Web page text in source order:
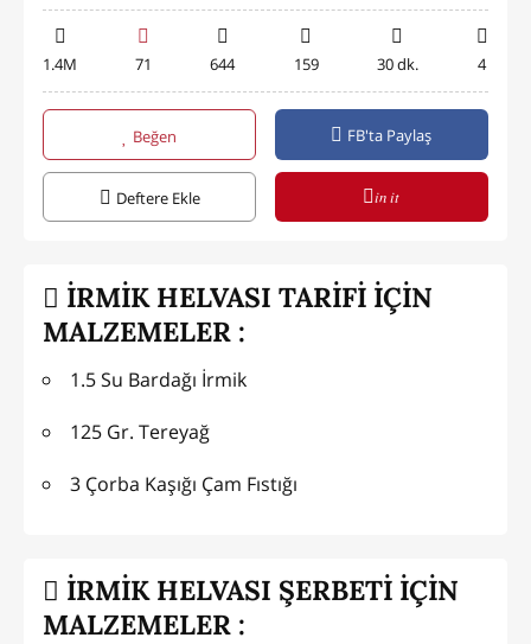
1.4M 71 644 159 30 dk. 4
Beğen FB'ta Paylaş
Deftere Ekle in it
İRMİK HELVASI TARİFİ İÇİN
MALZEMELER :
1.5 Su Bardağı İrmik
125 Gr. Tereyağ
3 Çorba Kaşığı Çam Fıstığı
İRMİK HELVASI ŞERBETİ İÇİN
MALZEMELER :